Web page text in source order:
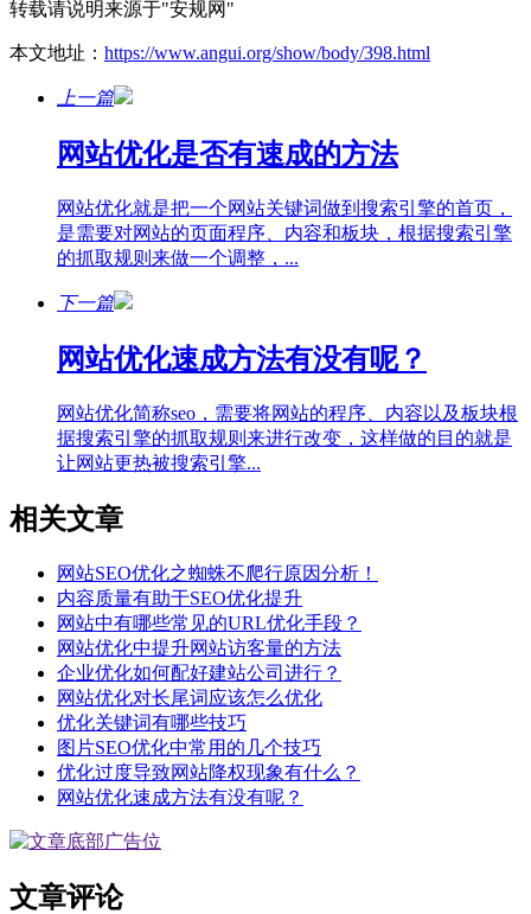
转载请说明来源于"安规网"
本文地址： https://www.angui.org/show/body/398.html
上一篇
网站优化是否有速成的方法
网站优化就是把一个网站关键词做到搜索引擎的首页，
是需要对网站的页面程序、内容和板块，根据搜索引擎
的抓取规则来做一个调整，...
下一篇
网站优化速成方法有没有呢？
网站优化简称seo，需要将网站的程序、内容以及板块根
据搜索引擎的抓取规则来进行改变，这样做的目的就是
让网站更热被搜索引擎...
相关文章
网站SEO优化之蜘蛛不爬行原因分析！
内容质量有助于SEO优化提升
网站中有哪些常见的URL优化手段？
网站优化中提升网站访客量的方法
企业优化如何配好建站公司进行？
网站优化对长尾词应该怎么优化
优化关键词有哪些技巧
图片SEO优化中常用的几个技巧
优化过度导致网站降权现象有什么？
网站优化速成方法有没有呢？
文章评论